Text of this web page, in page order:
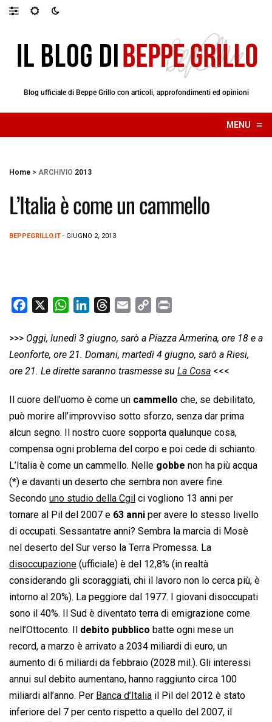
Blog ufficiale di Beppe Grillo con articoli, approfondimenti ed opinioni
MENU ≡
☰
Home > ARCHIVIO 2013
L’Italia è come un cammello
BEPPEGRILLO.IT - GIUGNO 2, 2013
c
e
b
o
k
W
a
t
s
p
p
n
k
e
I
n
r
e
a
s
a
i
l
p
y
L
n
k
i
n
t
>>> Oggi, lunedì 3 giugno, sarò a Piazza Armerina, ore 18 e a
Leonforte, ore 21. Domani, martedì 4 giugno, sarò a Riesi,
ore 21. Le dirette saranno trasmesse su La Cosa <<<
Il cuore dell’uomo è come un cammello che, se debilitato,
può morire all’improvviso sotto sforzo, senza dar prima
alcun segno. Il nostro cuore sopporta qualunque cosa,
compensa ogni problema del corpo e poi cede di schianto.
L’Italia è come un cammello. Nelle gobbe non ha più acqua
(*) e davanti un deserto che sembra non avere fine.
Secondo uno studio della Cgil ci vogliono 13 anni per
tornare al Pil del 2007 e 63 anni per avere lo stesso livello
di occupati. Sessantatre anni? Sembra la marcia di Mosè
nel deserto del Sur verso la Terra Promessa. La
disoccupazione (ufficiale) è del 12,8% (in realtà
considerando gli scoraggiati, chi il lavoro non lo cerca più, è
intorno al 20%). La peggiore dal 1977. I giovani disoccupati
sono il 40%. Il Sud è diventato terra di emigrazione come
nell’Ottocento. Il debito pubblico batte ogni mese un
record, a marzo è arrivato a 2034 miliardi di euro, un
aumento di 6 miliardi da febbraio (2028 mil.). Gli interessi
annui sul debito aumentano, hanno raggiunto circa 100
miliardi all’anno. Per Banca d’Italia il Pil del 2012 è stato
inferiore del 7 per cento rispetto a quello del 2007, il